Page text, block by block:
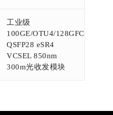
工业级
100GE/OTU4/128GFC
QSFP28 eSR4
VCSEL 850nm
300m光收发模块